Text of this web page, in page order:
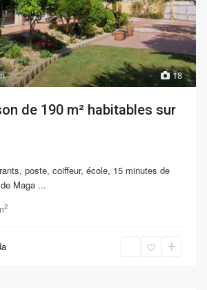
18
de 190 m² habitables sur
poste, coiffeur, école, 15 minutes de
Maga ...
2